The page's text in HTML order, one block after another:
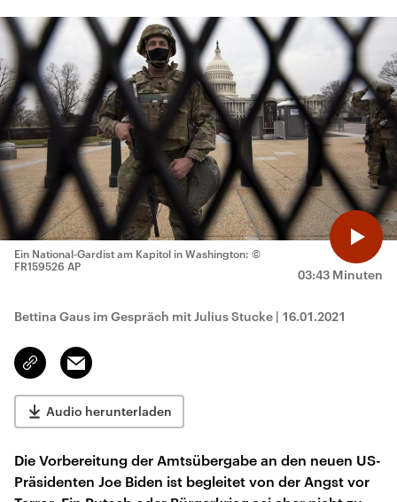
03:43 Minuten
Ein National-Gardist am Kapitol in Washington: ©
FR159526 AP
Bettina Gaus im Gespräch mit Julius Stucke | 16.01.2021
Link
kopieren/teilen
Email
Audio herunterladen
Die Vorbereitung der Amtsübergabe an den neuen US-
Präsidenten Joe Biden ist begleitet von der Angst vor